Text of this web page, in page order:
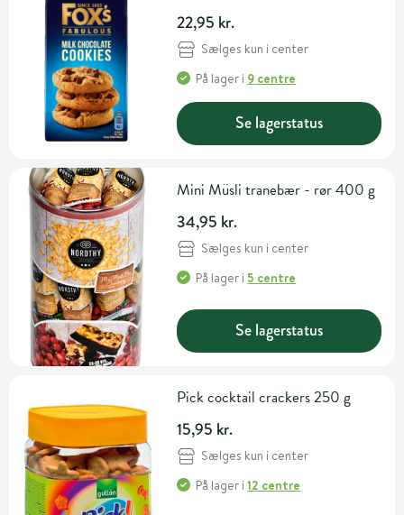
22,95 kr.
Sælges kun i center
På lager i 9 centre
Se lagerstatus
Mini Müsli tranebær - rør 400 g
34,95 kr.
Sælges kun i center
På lager i5 centre
Se lagerstatus
Pick cocktail crackers 250 g
15,95 kr.
Sælges kun i center
På lager i12 centre